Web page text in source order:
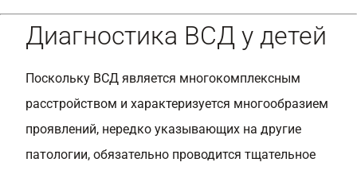
Диагностика ВСД у детей
Поскольку ВСД является многокомплексным
расстройством и характеризуется многообразием
проявлений, нередко указывающих на другие
патологии, обязательно проводится тщательное